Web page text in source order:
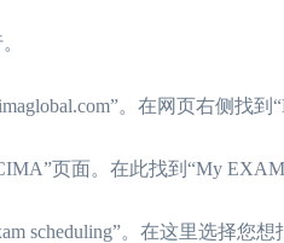
。在网页右侧找
页面。在此找到“My
scheduling”。在这里选择您